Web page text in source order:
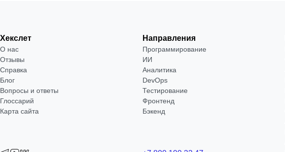
Хекслет
О нас
Отзывы
Справка
Блог
Вопросы и ответы
Глоссарий
Карта сайта
Направления
Программирование
ИИ
Аналитика
DevOps
Тестирование
Фронтенд
Бэкенд